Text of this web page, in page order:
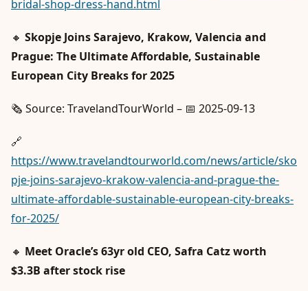
bridal-shop-dress-hand.html
🔸 Skopje Joins Sarajevo, Krakow, Valencia and
Prague: The Ultimate Affordable, Sustainable
European City Breaks for 2025
🗞️ Source: TravelandTourWorld – 📅 2025-09-13
🔗
https://www.travelandtourworld.com/news/article/sko
pje-joins-sarajevo-krakow-valencia-and-prague-the-
ultimate-affordable-sustainable-european-city-breaks-
for-2025/
🔸 Meet Oracle’s 63yr old CEO, Safra Catz worth
$3.3B after stock rise